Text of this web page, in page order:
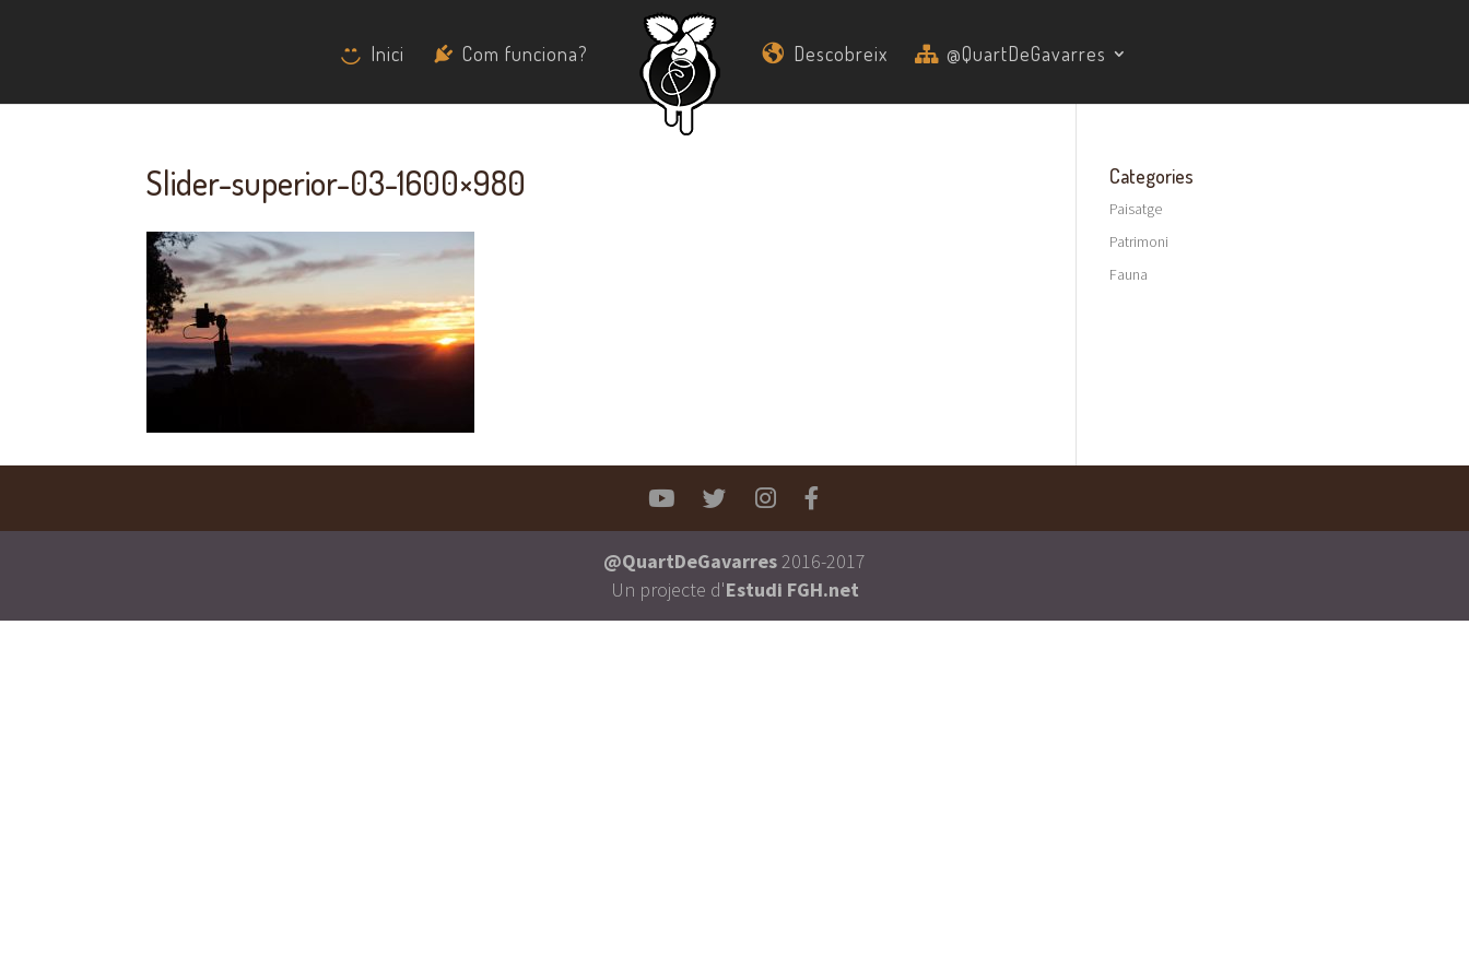
Inici Com funciona? Descobreix @QuartDeGavarres
Slider-superior-03-1600×980 Categories
Paisatge
Patrimoni
Fauna
YOUTUBETWITTERINSTAGRAM
@QuartDeGavarres2016-2017
Un projecte d'Estudi FGH.net